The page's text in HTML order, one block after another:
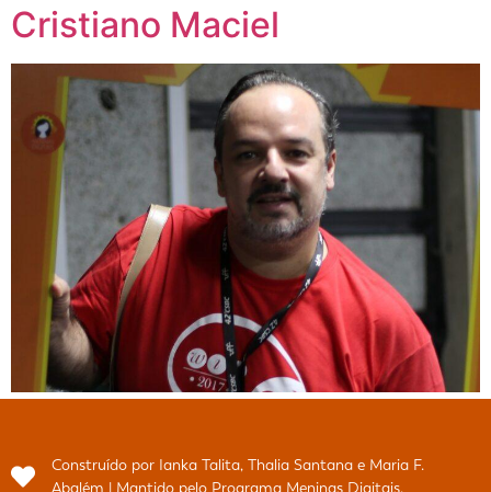
Cristiano Maciel
Construído por Ianka Talita, Thalia Santana e Maria F.
Abalém | Mantido pelo Programa Meninas Digitais.